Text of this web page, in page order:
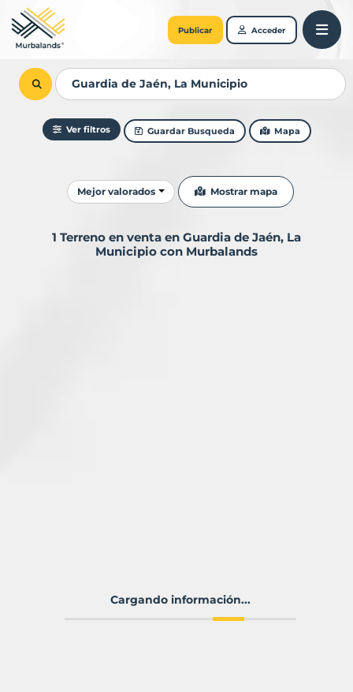
Publicar Acceder
Ver filtros Guardar Busqueda Mapa
Ordenar resultados
Mejor valorados Mostrar mapa
1 Terreno en venta en Guardia de Jaén, La
Municipio con Murbalands
Cargando información...